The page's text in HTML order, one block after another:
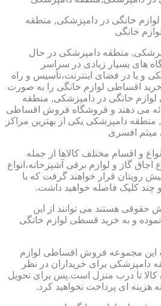
خانگی در دامپزشکی, منطقه
خانگی
منطقه دامپزشکی در حال
های بسیار زیادی در سراسر
و یا در فضای اینترنت،تأسیس و راه
اقساطی لوازم خانگی را به صورت
خانگی در دامپزشکی, منطقه
می دهند و فروشگاه فروش اقساطی
دامپزشکی یکی از بهترین مراکز
و اقسام مختلف کالاها از جمله
گاز و لوازم برقی آشپزخانه،انواع
رویتان قرار خواهند گرفت که با
و چند کلیک فاصله خواهید داشت.
حقوقی هستند می توانند از این
و به خرید قسطی لوازم خانگی
این مجموعه فروش اقساطی لوازم
دامپزشکی برای خریداران در نظر
کالا تا درب منزل است.پس برای تحویل
هزینه ای پرداخت نخواهید کرد.